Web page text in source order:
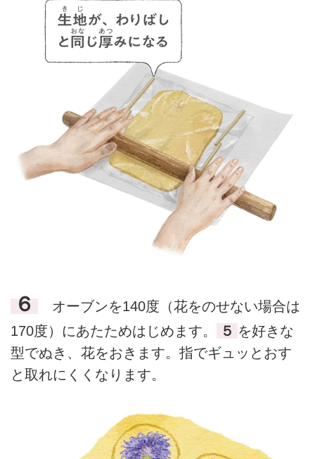
６
オーブンを140度（花をのせない場合は
170度）にあたためはじめます。
５ を好きな
型でぬき、花をおきます。指でギュッとおす
と取れにくくなります。